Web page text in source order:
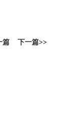
篇 下一篇>>